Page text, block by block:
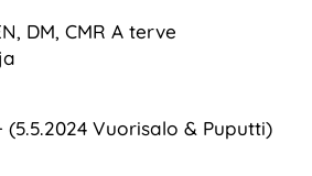
DM, CMR A terve
(5.5.2024 Vuorisalo & Puputti)